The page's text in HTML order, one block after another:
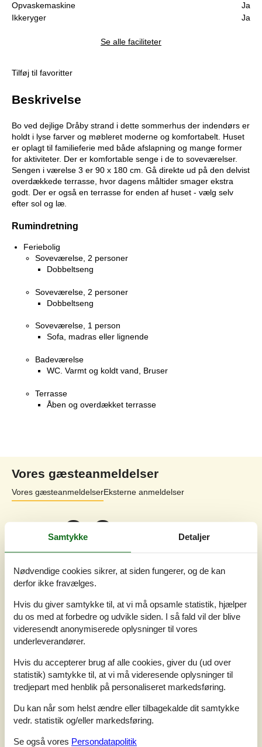
Opvaskemaskine
Ja
Ikkeryger
Ja
Se alle faciliteter
Tilføj til favoritter
Beskrivelse
Bo ved dejlige Dråby strand i dette sommerhus der indendørs er
holdt i lyse farver og møbleret moderne og komfortabelt. Huset
er oplagt til familieferie med både afslapning og mange former
for aktiviteter. Der er komfortable senge i de to soveværelser.
Sengen i værelse 3 er 90 x 180 cm. Gå direkte ud på den delvist
overdækkede terrasse, hvor dagens måltider smager ekstra
godt. Der er også en terrasse for enden af huset - vælg selv
efter sol og læ.
Rumindretning
Feriebolig
Soveværelse, 2 personer
Dobbeltseng
Soveværelse, 2 personer
Dobbeltseng
Soveværelse, 1 person
Sofa, madras eller lignende
Badeværelse
WC. Varmt og koldt vand, Bruser
Terrasse
Åben og overdækket terrasse
Vores gæsteanmeldelser
Vores gæsteanmeldelserEksterne anmeldelser
3,3
5
2 (0)
1
Kommentarer
1 vurdering har kommentar på dansk.
5 voksne
0 børn
2 husdyr
7
2025 juli
Godt indrettes hus men trænger voldsomt til hovedrengøring
og almindelig vedligehold. Fantastisk lækker terrasse med skøn
udsigt.
Se 4 eksterne anmeldelser i stedet.
Samtykke Detaljer
Nødvendige cookies sikrer, at siden fungerer, og de kan
derfor ikke fravælges.
Hvis du giver samtykke til, at vi må opsamle statistik, hjælper
du os med at forbedre og udvikle siden. I så fald vil der blive
videresendt anonymiserede oplysninger til vores
underleverandører.
Hvis du accepterer brug af alle cookies, giver du (ud over
statistik) samtykke til, at vi må videresende oplysninger til
tredjepart med henblik på personaliseret markedsføring.
Du kan når som helst ændre eller tilbagekalde dit samtykke
vedr. statistik og/eller markedsføring.
Se også vores Persondatapolitik